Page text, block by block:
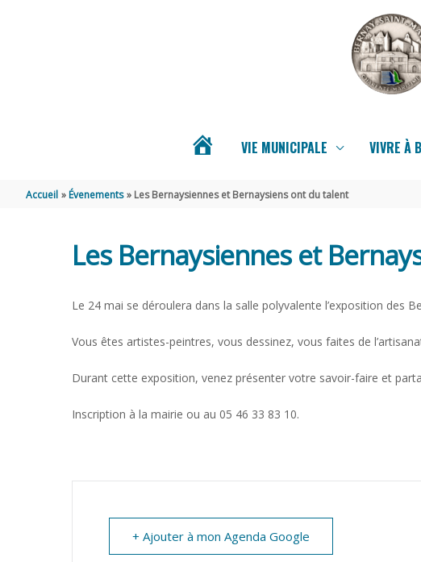
BERNAY-
MARTIN
VIE MUNICIPALE VIVRE À
Accueil Évenements Les Bernaysiennes et Bernaysiens ont du talent
Les Bernaysiennes et
Le 24 mai se déroulera dans la salle polyvalente l’exposition des
Vous êtes artistes-peintres, vous dessinez, vous faites de
Durant cette exposition, venez présenter votre savoir-faire et
Inscription à la mairie ou au 05 46 33 83 10.
+ Ajouter à mon Agenda Google